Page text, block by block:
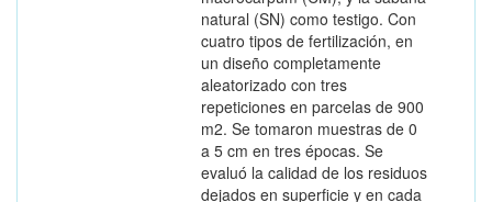
natural (SN) como testigo. Con
cuatro tipos de fertilización, en
un diseño completamente
aleatorizado con tres
repeticiones en parcelas de 900
m2. Se tomaron muestras de 0
a 5 cm en tres épocas. Se
evaluó la calidad de los residuos
dejados en superficie y en cada